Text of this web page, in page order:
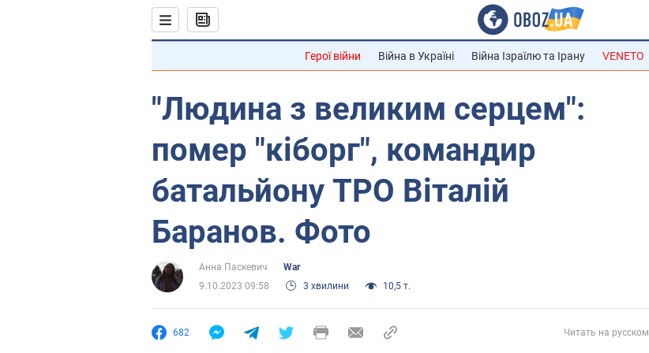
Герої війни Війна в Україні Війна Ізраїлю та Ірану VENETO
"Людина з великим серцем":
помер "кіборг", командир
батальйону ТРО Віталій
Баранов. Фото
Анна Паскевич
War
9.10.2023 09:58
3 хвилини 10,5 т.
682 Читать на русском